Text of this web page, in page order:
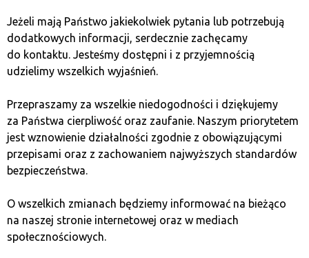
część Republikanów obawia się, że jego kontrowersyjny
styl może odstraszyć wyborców.
z międzynarodowymi
liderami
opartą na bilateralnych negocjacjach i konfrontacyjnym
podejściu do wielostronnych porozumień. Jego relacje
z takimi przywódcami jak Władimir Putin, Xi Jinping
Jeżeli mają Państwo jakiekolwiek pytania lub potrzebują
dodatkowych informacji, serdecznie zachęcamy
do kontaktu. Jesteśmy dostępni i z przyjemnością
udzielimy wszelkich wyjaśnień.
Przepraszamy za wszelkie niedogodności i dziękujemy
za Państwa cierpliwość oraz zaufanie. Naszym priorytetem
jest wznowienie działalności zgodnie z obowiązującymi
przepisami oraz z zachowaniem najwyższych standardów
bezpieczeństwa.
O wszelkich zmianach będziemy informować na bieżąco
na naszej stronie internetowej oraz w mediach
społecznościowych.